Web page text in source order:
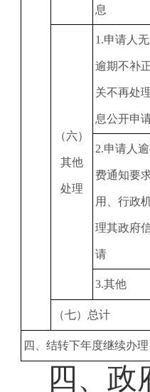
息
（六）
其他
处理
1 .申请人
逾期不补
关不再处
息公开申
2.申请人
费通知要
用、行政
理其政府
请
3.其他
（七）总计
四、结转下年度继续办理
四、 政